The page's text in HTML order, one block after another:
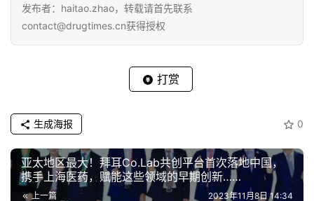
发布者：haitao.zhao，转载请首先联系
contact@drugtimes.cn获得授权
打赏
0
生成海报
亚太地区最大！拜耳Co.Lab共创平台首次落地中国，
携手上海医药，赋能这些领域的早期创新……
上一篇 2023年11月8日 14:34